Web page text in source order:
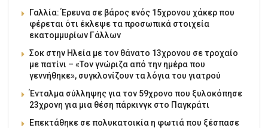
Γαλλία: Έρευνα σε βάρος ενός 15χρονου χάκερ που
φέρεται ότι έκλεψε τα προσωπικά στοιχεία
εκατομμυρίων Γάλλων
Σοκ στην Ηλεία με τον θάνατο 13χρονου σε τροχαίο
με πατίνι – «Τον γνώριζα από την ημέρα που
γεννήθηκε», συγκλονίζουν τα λόγια του γιατρού
Ένταλμα σύλληψης για τον 59χρονο που ξυλοκόπησε
23χρονη για μια θέση πάρκινγκ στο Παγκράτι
Επεκτάθηκε σε πολυκατοικία η φωτιά που ξέσπασε